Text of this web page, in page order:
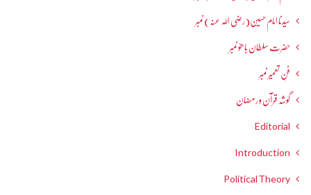
سیدنا امام حسین(رضی اللہ عنہ) نمبر
حضرت سلطان باھوؒ نمبر
فنِ تعمیر نمبر
گوشہ قرآن و رمضان
Editorial
Introduction
Political Theory